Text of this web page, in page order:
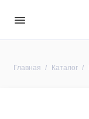
Главная Каталог